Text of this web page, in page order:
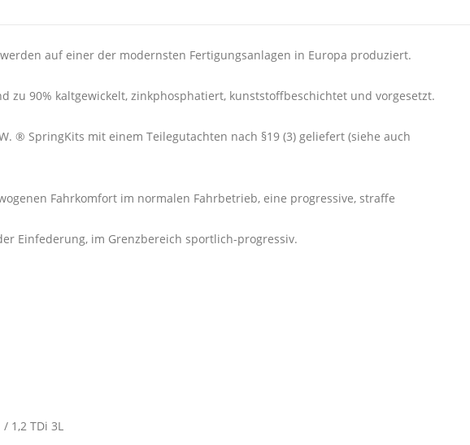
auf einer der modernsten Fertigungsanlagen in Europa produziert.
zu 90% kaltgewickelt, zinkphosphatiert, kunststoffbeschichtet und vorgesetzt.
® SpringKits mit einem Teilegutachten nach §19 (3) geliefert (siehe auch
Fahrkomfort im normalen Fahrbetrieb, eine progressive, straffe
Einfederung, im Grenzbereich sportlich-progressiv.
1,2 TDi 3L